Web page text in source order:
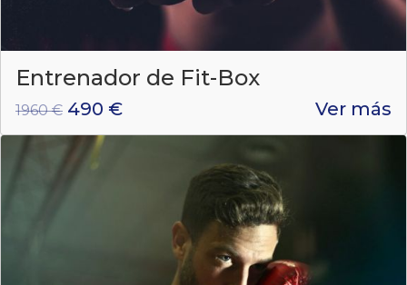
Entrenador de Fit-Box
1960 € 490 € Ver más